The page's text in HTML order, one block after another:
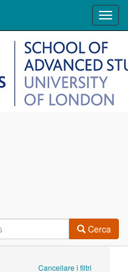
Cerca
Cancellare i filtri